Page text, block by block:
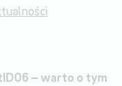
– warto o tym